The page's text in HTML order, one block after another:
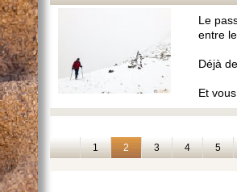
Le
entre
Déjà
Et
1 2 3 4 5